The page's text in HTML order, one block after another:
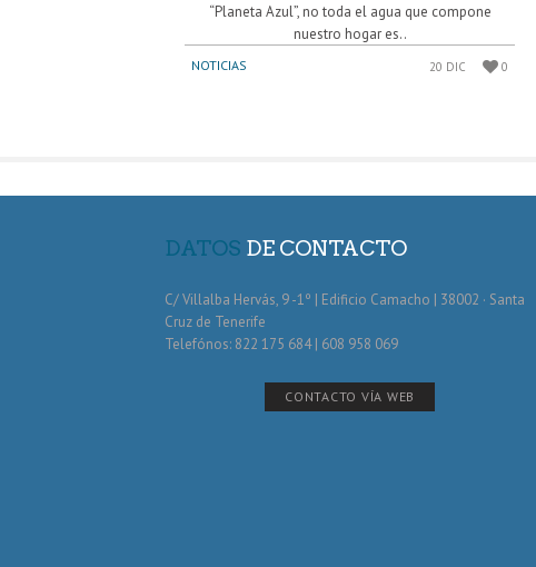
“Planeta Azul”, no toda el agua que compone
nuestro hogar es..
NOTICIAS 20 DIC 0
DATOS DE CONTACTO
C/ Villalba Hervás, 9 -1º | Edificio Camacho | 38002 · Santa
Cruz de Tenerife
Telefónos: 822 175 684 | 608 958 069
CONTACTO VÍA WEB